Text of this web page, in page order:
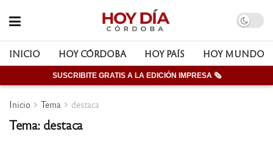
INICIO HOY CÓRDOBA HOY PAÍS HOY MUNDO
SUSCRIBITE GRATIS A LA EDICIÓN IMPRESA 🗞
Inicio Tema destaca
Tema: destaca